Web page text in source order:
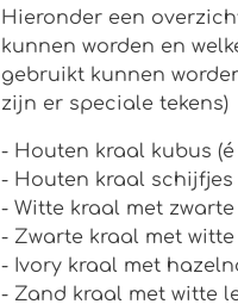
Hieronder een
kunnen worden en
gebruikt kunnen
zijn er speciale tekens)
- Houten kraal kubus (é
- Houten kraal schijfjes
- Witte kraal met zwarte
- Zwarte kraal met witte
- Ivory kraal met
- Zand kraal met witte